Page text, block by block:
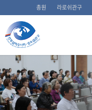
총원 라로쉬관구